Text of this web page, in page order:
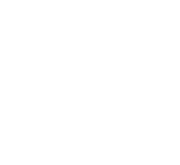
'Gemma3TextModel'})
'pooling_mode_mean_tokens':